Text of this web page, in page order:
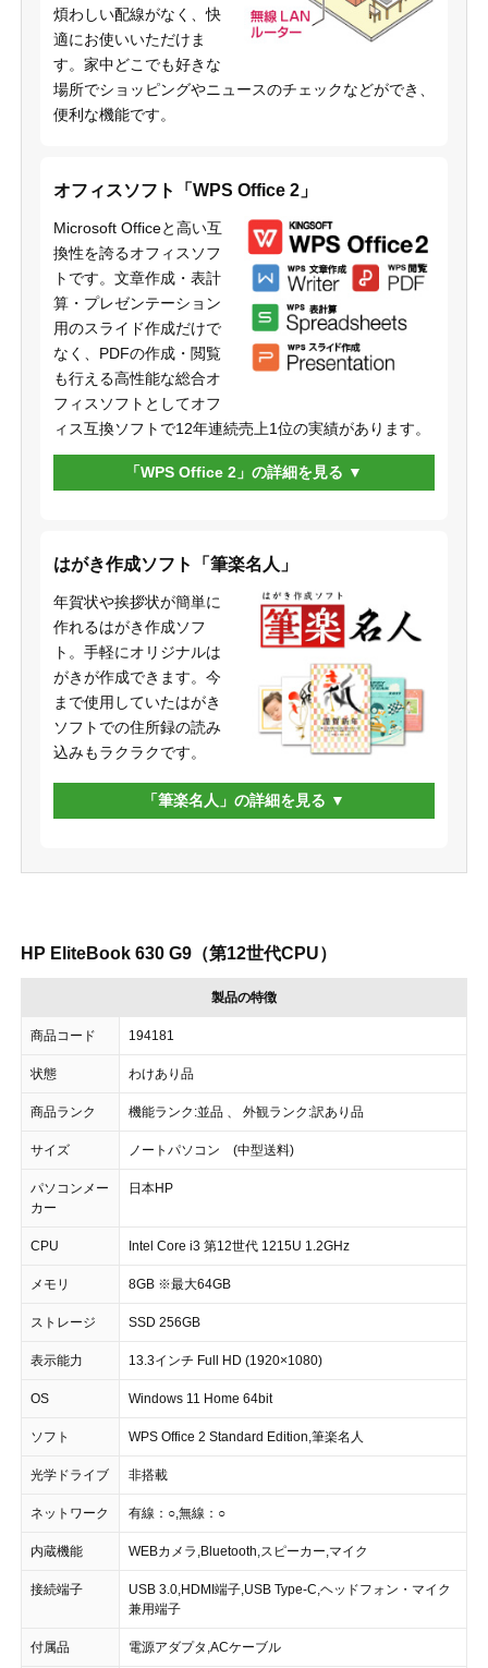
煩わしい配線がなく、快
適にお使いいただけま
す。家中どこでも好きな
場所でショッピングやニュースのチェックなどができ、
便利な機能です。
オフィスソフト「WPS Office 2」
Microsoft Officeと高い互
換性を誇るオフィスソフ
トです。文章作成・表計
算・プレゼンテーション
用のスライド作成だけで
なく、PDFの作成・閲覧
も行える高性能な総合オ
フィスソフトとしてオフ
ィス互換ソフトで12年連続売上1位の実績があります。
「WPS Office 2」の詳細を見る
はがき作成ソフト「筆楽名人」
年賀状や挨拶状が簡単に
作れるはがき作成ソフ
ト。手軽にオリジナルは
がきが作成できます。今
まで使用していたはがき
ソフトでの住所録の読み
込みもラクラクです。
「筆楽名人」の詳細を見る
HP EliteBook 630 G9（第12世代CPU）
製品の特徴
商品コード 194181
状態 わけあり品
商品ランク 機能ランク:並品 、 外観ランク:訳あり品
サイズ ノートパソコン (中型送料)
パソコンメー
カー
日本HP
CPU Intel Core i3 第12世代 1215U 1.2GHz
メモリ 8GB ※最大64GB
ストレージ SSD 256GB
表示能力 13.3インチ Full HD (1920×1080)
OS Windows 11 Home 64bit
ソフト WPS Office 2 Standard Edition,筆楽名人
光学ドライブ 非搭載
ネットワーク 有線：○,無線：○
内蔵機能 WEBカメラ,Bluetooth,スピーカー,マイク
接続端子
USB 3.0,HDMI端子,USB Type-C,ヘッドフォン・マイク
兼用端子
付属品 電源アダプタ,ACケーブル